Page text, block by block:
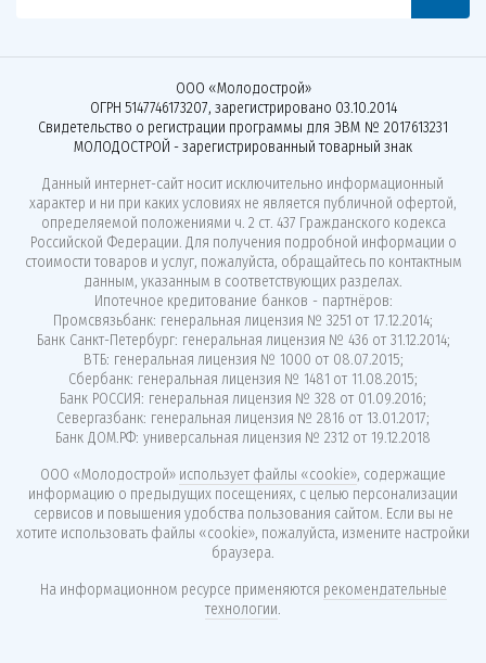
ООО «Молодострой»
ОГРН 5147746173207, зарегистрировано 03.10.2014
Свидетельство о регистрации программы для ЭВМ № 2017613231
МОЛОДОСТРОЙ - зарегистрированный товарный знак
Данный интернет-сайт носит исключительно информационный
характер и ни при каких условиях не является публичной офертой,
определяемой положениями ч. 2 ст. 437 Гражданского кодекса
Российской Федерации. Для получения подробной информации о
стоимости товаров и услуг, пожалуйста, обращайтесь по контактным
данным, указанным в соответствующих разделах.
Ипотечное кредитование банков - партнёров:
Промсвязьбанк: генеральная лицензия № 3251 от 17.12.2014;
Банк Санкт-Петербург: генеральная лицензия № 436 от 31.12.2014;
ВТБ: генеральная лицензия № 1000 от 08.07.2015;
Сбербанк: генеральная лицензия № 1481 от 11.08.2015;
Банк РОССИЯ: генеральная лицензия № 328 от 01.09.2016;
Севергазбанк: генеральная лицензия № 2816 от 13.01.2017;
Банк ДОМ.РФ: универсальная лицензия № 2312 от 19.12.2018
ООО «Молодострой» использует файлы «cookie», содержащие
информацию о предыдущих посещениях, с целью персонализации
сервисов и повышения удобства пользования сайтом. Если вы не
хотите использовать файлы «cookie», пожалуйста, измените настройки
браузера.
На информационном ресурсе применяются рекомендательные
технологии.